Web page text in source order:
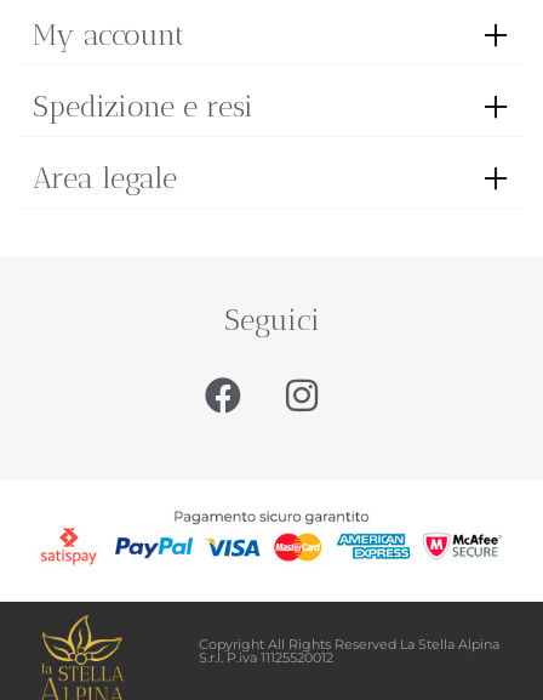
My account
Spedizione e resi
Area legale
Seguici
Copyright All Rights Reserved La Stella Alpina
S.r.l. P.iva 11125520012